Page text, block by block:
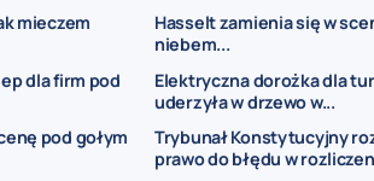
mieczem
dla firm pod
pod gołym
Hasselt zamienia się w
niebem...
Elektryczna dorożka dla
uderzyła w drzewo w...
Trybunał Konstytucyjny
prawo do błędu w